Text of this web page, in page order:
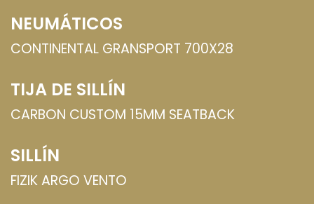
NEUMÁTICOS
CONTINENTAL GRANSPORT 700X28
TIJA DE SILLÍN
CARBON CUSTOM 15MM SEATBACK
SILLÍN
FIZIK ARGO VENTO